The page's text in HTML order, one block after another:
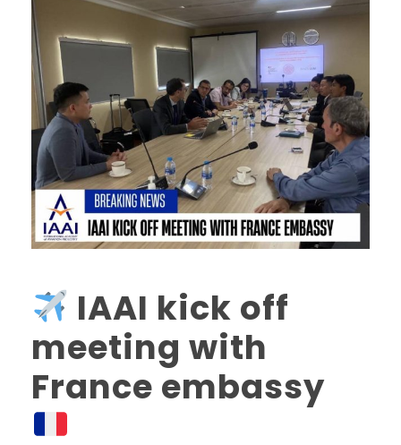
IAAI kick off
meeting with
France embassy